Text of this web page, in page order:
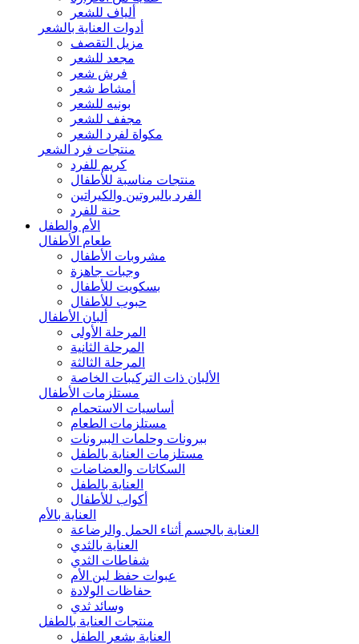
ألياف للشعر
أدوات العناية بالشعر
مزيل التقصف
مجعد للشعر
فرش شعر
أمشاط شعر
بونيه للشعر
مجفف للشعر
مكواة لفرد الشعر
منتجات فرد الشعر
كريم للفرد
منتجات مناسبة للأطفال
الفرد بالبروتين والكيراتين
حنة للفرد
الأم والطفل
طعام الأطفال
مشروبات الأطفال
وجبات جاهزة
بسكويت للأطفال
حبوب للأطفال
ألبان الأطفال
المرحلة الأولى
المرحلة الثانية
المرحلة الثالثة
الألبان ذات التركيبات الخاصة
مستلزمات الأطفال
أساسيات الاستحمام
مستلزمات الطعام
ببرونات وحلمات الببرونات
مستلزمات العناية بالطفل
السكاتات والعضاضات
العناية بالطفل
أكواب للأطفال
العناية بالأم
العناية بالجسم أثناء الحمل والرضاعة
العناية بالثدي
شفاطات الثدي
عبوات حفظ لبن الأم
حفاظات الولادة
وسائد ثدي
منتجات العناية بالطفل
العناية بشعر الطفل